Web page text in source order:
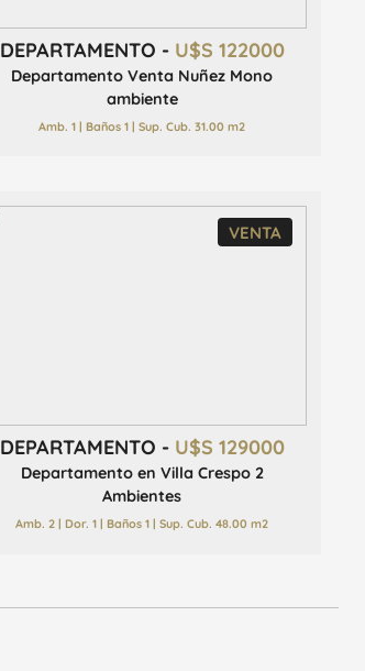
DEPARTAMENTO - U$S 122000
Departamento Venta Nuñez Mono
ambiente
Amb. 1 | Baños 1 | Sup. Cub. 31.00 m2
VENTA
DEPARTAMENTO - U$S 129000
Departamento en Villa Crespo 2
Ambientes
Amb. 2 | Dor. 1 | Baños 1 | Sup. Cub. 48.00 m2